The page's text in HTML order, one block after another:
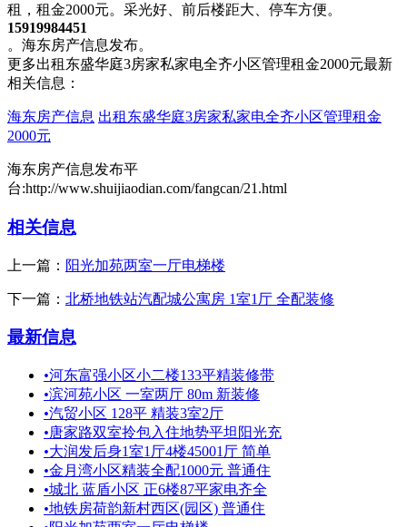
租，租金2000元。采光好、前后楼距大、停车方便。
15919984451
。海东房产信息发布。
更多出租东盛华庭3房家私家电全齐小区管理租金2000元最新
相关信息：
海东房产信息 出租东盛华庭3房家私家电全齐小区管理租金
2000元
海东房产信息发布平
台:http://www.shuijiaodian.com/fangcan/21.html
相关信息
上一篇： 阳光加苑两室一厅电梯楼
下一篇： 北桥地铁站汽配城公寓房 1室1厅 全配装修
最新信息
•河东富强小区小二楼133平精装修带
•滨河苑小区 一室两厅 80m 新装修
•汽贸小区 128平 精装3室2厅
•唐家路双室拎包入住地势平坦阳光充
•大润发后身1室1厅4楼45001厅 简单
•金月湾小区精装全配1000元 普通住
•城北 蓝盾小区 正6楼87平家电齐全
•地铁房荷韵新村西区(园区) 普通住